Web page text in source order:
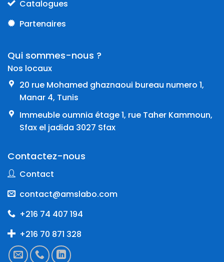
Catalogues
Partenaires
Qui sommes-nous ?
Nos locaux
20 rue Mohamed ghaznaoui bureau numero 1,
Manar 4, Tunis
Immeuble oumnia étage 1, rue Taher Kammoun,
Sfax el jadida 3027 Sfax
Contactez-nous
Contact
contact@amslabo.com
+216 74 407 194
+216 70 871 328